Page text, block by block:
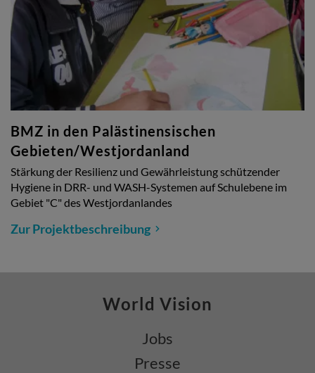
BMZ in den Palästinensischen
Gebieten/Westjordanland
Stärkung der Resilienz und Gewährleistung schützender
Hygiene in DRR- und WASH-Systemen auf Schulebene im
Gebiet "C" des Westjordanlandes
Zur Projektbeschreibung
World Vision
Jobs
Presse